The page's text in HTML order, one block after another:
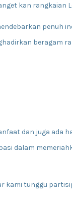
kan rangkaian
penuh
beragam
dan juga ada
dalam
kami tunggu